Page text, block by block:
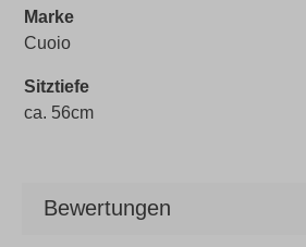
Marke
Cuoio
Sitztiefe
ca. 56cm
Bewertungen